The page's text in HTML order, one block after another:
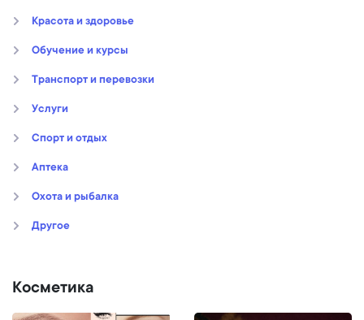
Kрасота и здоровье
Обучение и курсы
Транспорт и перевозки
Услуги
Спорт и отдых
Аптека
Охота и рыбалка
Другое
Косметика